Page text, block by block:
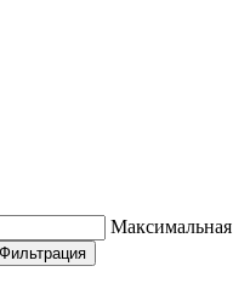
Максимальная
Фильтрация